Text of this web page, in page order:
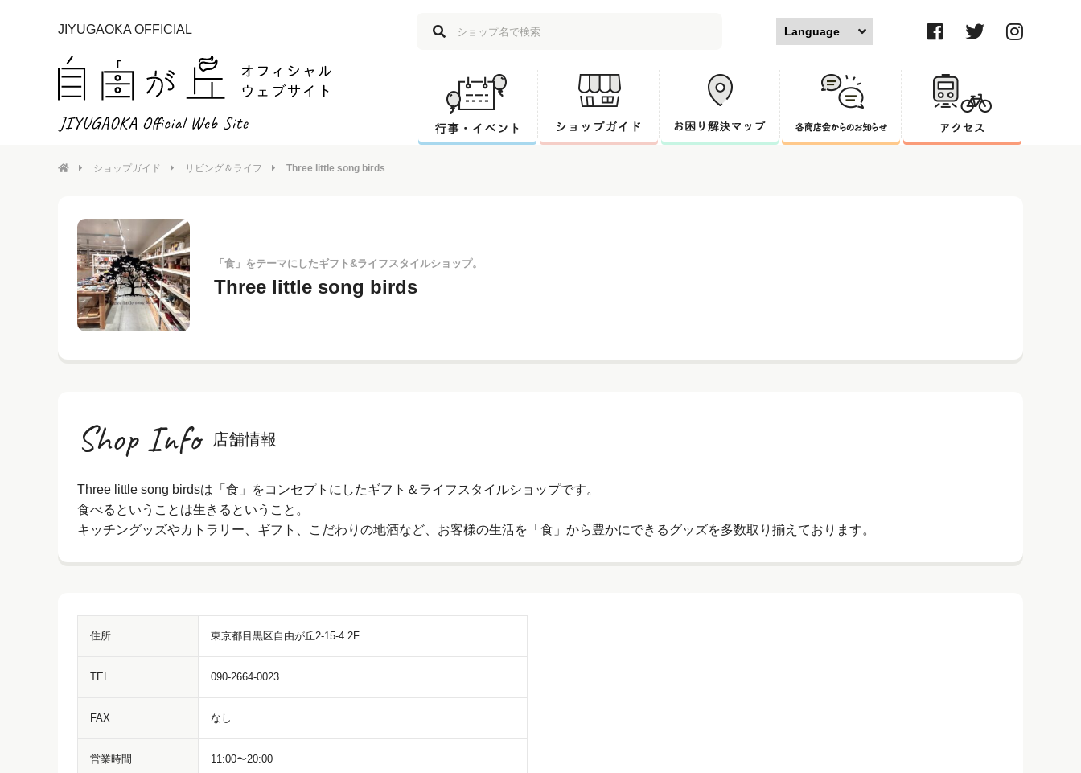
JIYUGAOKA OFFICIAL
ショップガイド リビング＆ライフ Three little song birds
「食」をテーマにしたギフト&ライフスタイルショップ。
Three little song birds
Shop Info 店舗情報
Three little song birdsは「食」をコンセプトにしたギフト＆ライフスタイルショップです。
食べるということは生きるということ。
キッチングッズやカトラリー、ギフト、こだわりの地酒など、お客様の生活を「食」から豊かにできるグッズを多数取り揃えております。
住所 東京都目黒区自由が丘2-15-4 2F
TEL 090-2664-0023
FAX なし
営業時間 11:00〜20:00